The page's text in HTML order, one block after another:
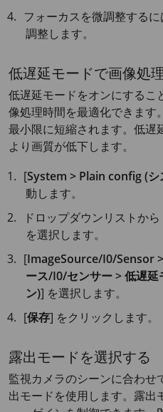
フォーカスを微調整する
調整します。
低遅延モードで画像処
低遅延モードをオンにするこ
像処理時間を最適化できます
最小限に短縮されます。低遅
より画質が低下します。
[System > Plain config (シ
動します。
ドロップダウンリストから
を選択します。
[ImageSource/I0/Sensor
ース/I0/センサー > 低遅延
ン)] を選択します。
[保存] をクリックします。
露出モードを選択する
監視カメラのシーンに合わせ
出モードを使用します。露出